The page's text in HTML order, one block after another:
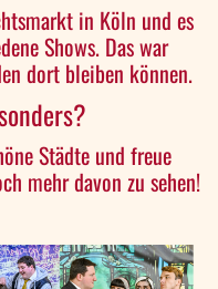
in Köln und es
Shows. Das war
dort bleiben können.
Städte und freue
mehr davon zu sehen!